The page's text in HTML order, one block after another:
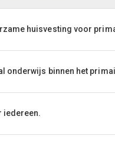
huisvesting voor
onderwijs binnen het
iedereen.